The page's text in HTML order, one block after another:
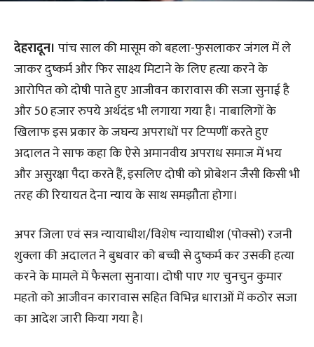
देहरादून। पांच साल की मासूम को बहला-फुसलाकर जंगल में ले
जाकर दुष्कर्म और फिर साक्ष्य मिटाने के लिए हत्या करने के
आरोपित को दोषी पाते हुए आजीवन कारावास की सजा सुनाई है
और 50 हजार रुपये अर्थदंड भी लगाया गया है। नाबालिगों के
खिलाफ इस प्रकार के जघन्य अपराधों पर टिप्पणीं करते हुए
अदालत ने साफ कहा कि ऐसे अमानवीय अपराध समाज में भय
और असुरक्षा पैदा करते हैं, इसलिए दोषी को प्रोबेशन जैसी किसी भी
तरह की रियायत देना न्याय के साथ समझौता होगा।
अपर जिला एवं सत्र न्यायाधीश/विशेष न्यायाधीश (पोक्सो) रजनी
शुक्ला की अदालत ने बुधवार को बच्ची से दुष्कर्म कर उसकी हत्या
करने के मामले में फैसला सुनाया। दोषी पाए गए चुनचुन कुमार
महतो को आजीवन कारावास सहित विभिन्न धाराओं में कठोर सजा
का आदेश जारी किया गया है।